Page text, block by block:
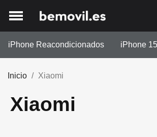
iPhone Reacondicionados iPhone
Inicio Xiaomi
Xiaomi